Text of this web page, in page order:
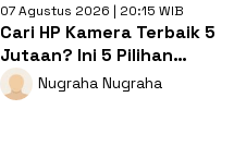
07 Agustus 2026 | 20:15 WIB
Cari HP Kamera Terbaik 5
Jutaan? Ini 5 Pilihan
dengan Foto Paling Tajam
Nugraha Nugraha